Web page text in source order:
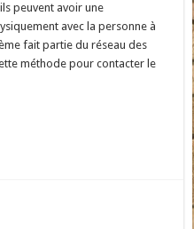
peuvent avoir une
avec la personne à
fait partie du réseau des
méthode pour contacter le